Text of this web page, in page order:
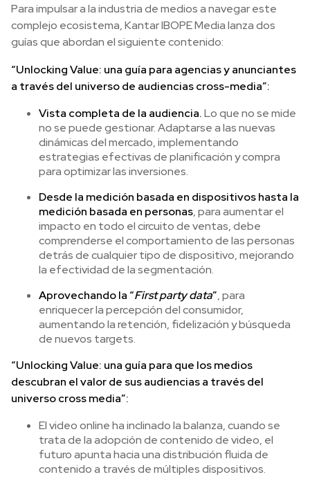
Para impulsar a la industria de medios a navegar este
complejo ecosistema, Kantar IBOPE Media lanza dos
guías que abordan el siguiente contenido:
“Unlocking Value: una guía para agencias y anunciantes
a través del universo de audiencias cross-media”:
Vista completa de la audiencia.Lo que no se mide
no se puede gestionar. Adaptarse a las nuevas
dinámicas del mercado, implementando
estrategias efectivas de planificación y compra
para optimizar las inversiones.
Desde la medición basada en dispositivos hasta la
medición basada en personas, para aumentar el
impacto en todo el circuito de ventas, debe
comprenderse el comportamiento de las personas
detrás de cualquier tipo de dispositivo, mejorando
la efectividad de la segmentación.
Aprovechando la “First party data”, para
enriquecer la percepción del consumidor,
aumentando la retención, fidelización y búsqueda
de nuevos targets.
“Unlocking Value: una guía para que los medios
descubran el valor de sus audiencias a través del
universo cross media”:
El video online ha inclinado la balanza, cuando se
trata de la adopción de contenido de video, el
futuro apunta hacia una distribución fluida de
contenido a través de múltiples dispositivos.